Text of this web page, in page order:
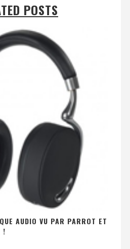
POSTS
AUDIO VU PAR PARROT ET
!